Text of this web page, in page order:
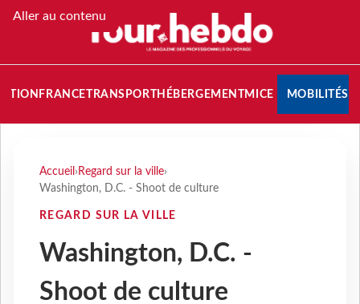
Aller au contenu
FRANCETRANSPORT HÉBERGEMENTMICE MOBILITÉS
Accueil › Regard sur la ville›
Washington, D.C. - Shoot de culture
REGARD SUR LA VILLE
Washington, D.C. -
Shoot de culture